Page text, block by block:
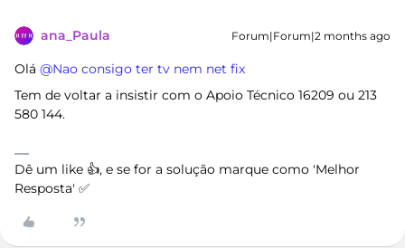
ana_Paula Forum|Forum|2 months ago
Olá ​ @Nao consigo ter tv nem net fix
Tem de voltar a insistir com o Apoio Técnico 16209 ou 213
580 144.
Dê um like 👍, e se for a solução marque como 'Melhor
Resposta' ✅